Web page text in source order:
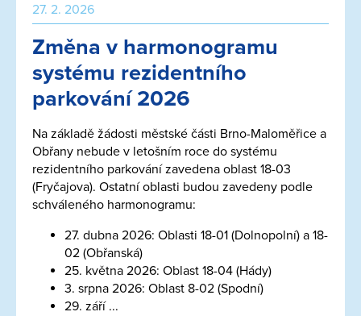
27. 2. 2026
Změna v harmonogramu
systému rezidentního
parkování 2026
Na základě žádosti městské části Brno-Maloměřice a
Obřany nebude v letošním roce do systému
rezidentního parkování zavedena oblast 18-03
(Fryčajova). Ostatní oblasti budou zavedeny podle
schváleného harmonogramu:
27. dubna 2026: Oblasti 18-01 (Dolnopolní) a 18-
02 (Obřanská)
25. května 2026: Oblast 18-04 (Hády)
3. srpna 2026: Oblast 8-02 (Spodní)
29. září ...